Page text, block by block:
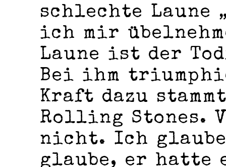
schlechte Laune
ich mir
Laune ist der
Bei ihm
Kraft dazu
Rolling Stones.
nicht. Ich
glaube, er hatte